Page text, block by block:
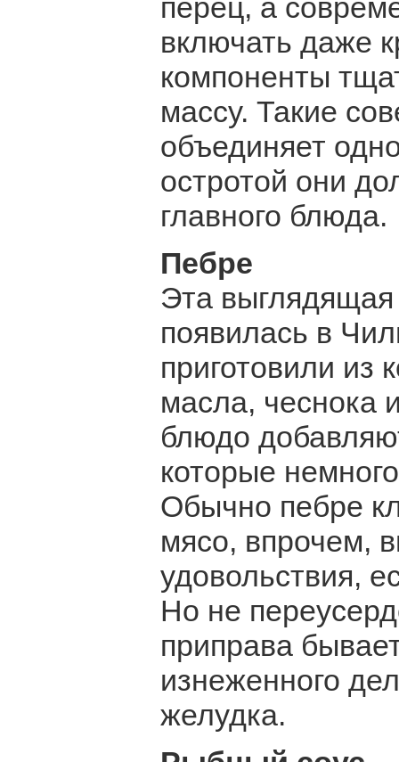
перец, а
включать даже
компоненты
массу. Такие
объединяет
остротой они
главного блюда.
Пебре
Эта
появилась в
приготовили из
масла, чеснока
блюдо
которые
Обычно пебре
мясо, впрочем,
удовольствия,
Но не
приправа
изнеженного
желудка.